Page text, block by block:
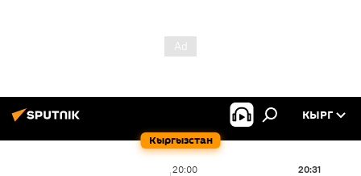
Кыргызстан
КЫРГ
20:00 20:31